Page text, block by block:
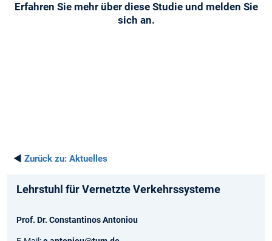
Erfahren Sie mehr über diese Studie und melden Sie
sich an.
◄ Zurück zu: Aktuelles
Lehrstuhl für Vernetzte Verkehrssysteme
Prof. Dr. Constantinos Antoniou